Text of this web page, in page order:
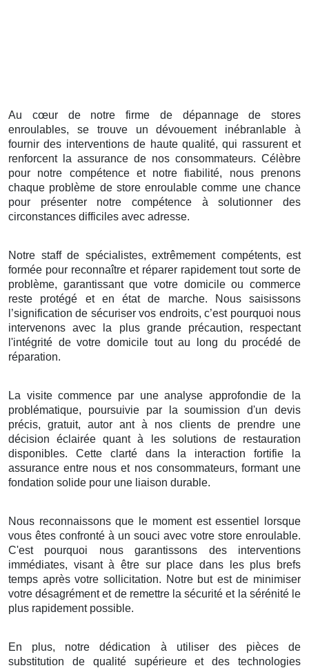
Au cœur de notre firme de dépannage de stores
enroulables, se trouve un dévouement inébranlable à
fournir des interventions de haute qualité, qui rassurent et
renforcent la assurance de nos consommateurs. Célèbre
pour notre compétence et notre fiabilité, nous prenons
chaque problème de store enroulable comme une chance
pour présenter notre compétence à solutionner des
circonstances difficiles avec adresse.
Notre staff de spécialistes, extrêmement compétents, est
formée pour reconnaître et réparer rapidement tout sorte de
problème, garantissant que votre domicile ou commerce
reste protégé et en état de marche. Nous saisissons
l’signification de sécuriser vos endroits, c’est pourquoi nous
intervenons avec la plus grande précaution, respectant
l'intégrité de votre domicile tout au long du procédé de
réparation.
La visite commence par une analyse approfondie de la
problématique, poursuivie par la soumission d'un devis
précis, gratuit, autor ant à nos clients de prendre une
décision éclairée quant à les solutions de restauration
disponibles. Cette clarté dans la interaction fortifie la
assurance entre nous et nos consommateurs, formant une
fondation solide pour une liaison durable.
Nous reconnaissons que le moment est essentiel lorsque
vous êtes confronté à un souci avec votre store enroulable.
C'est pourquoi nous garantissons des interventions
immédiates, visant à être sur place dans les plus brefs
temps après votre sollicitation. Notre but est de minimiser
votre désagrément et de remettre la sécurité et la sérénité le
plus rapidement possible.
En plus, notre dédication à utiliser des pièces de
substitution de qualité supérieure et des technologies